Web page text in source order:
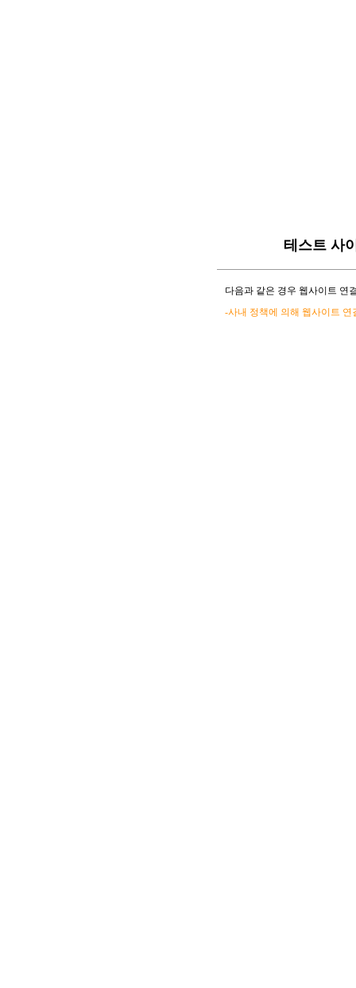
테스트 사
다음과 같은 경우 웹사이트 연
-사내 정책에 의해 웹사이트